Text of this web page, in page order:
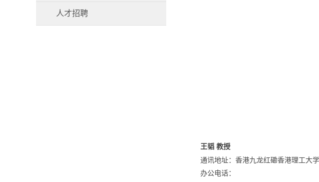
人才招聘
王韬 教授
通讯地址：香港九龙红磡香港理工大学
办公电话：